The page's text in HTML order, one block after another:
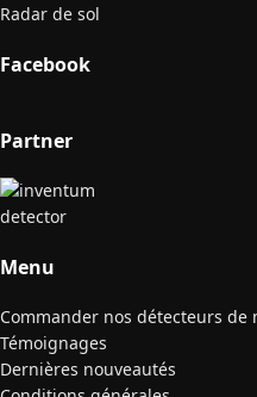
Radar de sol
Facebook
Partner
Menu
Commander nos détecteurs de
Témoignages
Dernières nouveautés